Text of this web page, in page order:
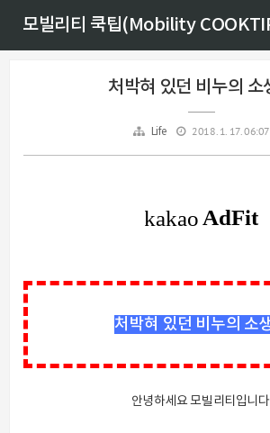
모빌리티 쿡팁(Mobility
처박혀 있던 비누의 소
Life 2018. 1. 17. 06:07
처박혀 있던 비누의 소
안녕하세요 모빌리티입니